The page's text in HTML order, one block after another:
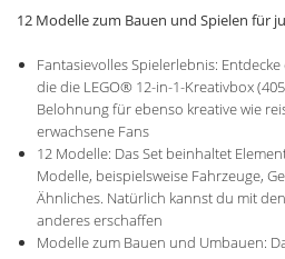
12 Modelle zum Bauen und Spielen für
Fantasievolles Spielerlebnis:
die die LEGO® 12-in-1-Kreativbox
Belohnung für ebenso kreative wie
erwachsene Fans
12 Modelle: Das Set beinhaltet
Modelle, beispielsweise Fahrzeuge,
Ähnliches. Natürlich kannst du mit
anderes erschaffen
Modelle zum Bauen und Umbauen: